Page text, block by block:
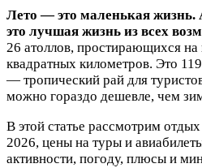
Лето — это маленькая
это лучшая жизнь из всех
26 атоллов, простирающихся
квадратных километров. Это
— тропический рай для
можно гораздо дешевле, чем
В этой статье рассмотрим
2026, цены на туры и
активности, погоду, плюсы и